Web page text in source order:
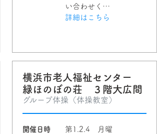
い合わせく…
詳細はこちら
横浜市老人福祉センター
緑ほのぼの荘 ３階大広間
グループ体操（体操教室）
開催日時
第1.2.4 月曜